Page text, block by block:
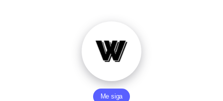
Me siga